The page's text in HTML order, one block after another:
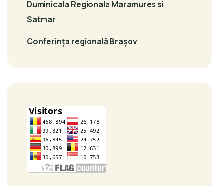
Duminicala Regionala Maramures si
Satmar
Conferința regională Brașov